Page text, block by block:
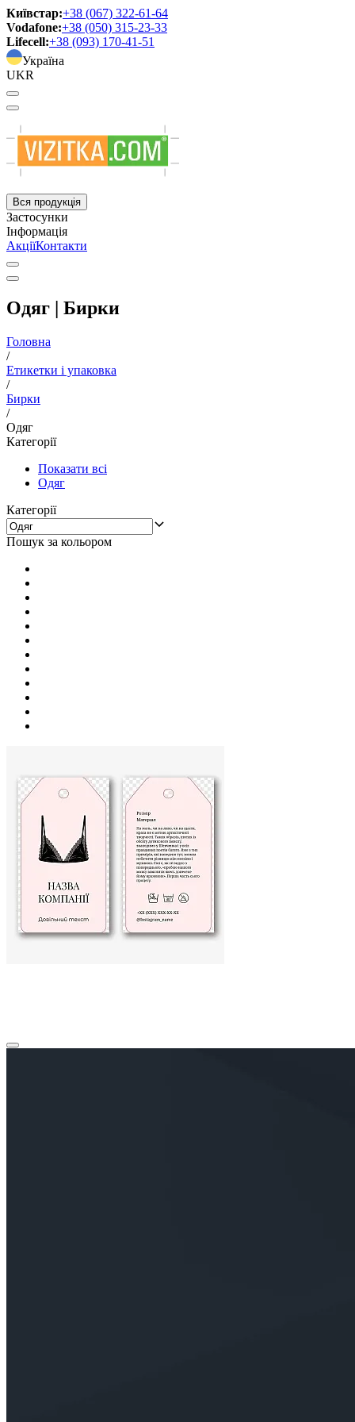
Київстар:+38 (067) 322-61-64
Vodafone:+38 (050) 315-23-33
Lifecell:+38 (093) 170-41-51
Україна
UKR
Вся продукція
Застосунки
Інформація
АкціїКонтакти
Одяг | Бирки
Головна
/
Етикетки і упаковка
/
Бирки
/
Одяг
Категорії
Показати всі
Одяг
Категорії
Пошук за кольором